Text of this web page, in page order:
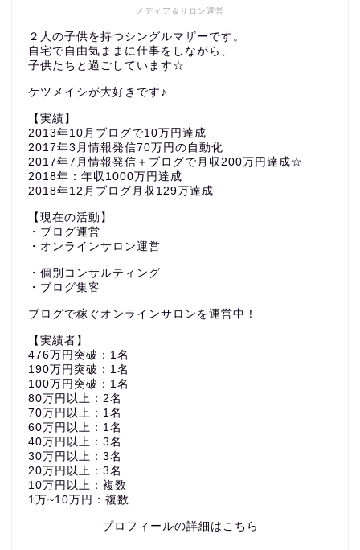
メディア＆サロン運営
２人の子供を持つシングルマザーです。
自宅で自由気ままに仕事をしながら、
子供たちと過ごしています☆
ケツメイシが大好きです♪
【実績】
2013年10月ブログで10万円達成
2017年3月情報発信70万円の自動化
2017年7月情報発信＋ブログで月収200万円達成☆
2018年：年収1000万円達成
2018年12月ブログ月収129万達成
【現在の活動】
・ブログ運営
・オンラインサロン運営
・個別コンサルティング
・ブログ集客
ブログで稼ぐオンラインサロンを運営中！
【実績者】
476万円突破：1名
190万円突破：1名
100万円突破：1名
80万円以上：2名
70万円以上：1名
60万円以上：1名
40万円以上：3名
30万円以上：3名
20万円以上：3名
10万円以上：複数
1万~10万円：複数
プロフィールの詳細はこちら